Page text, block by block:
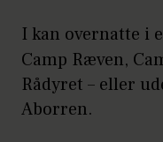
I kan overnatte i
Camp Ræven,
Rådyret – eller
Aborren.